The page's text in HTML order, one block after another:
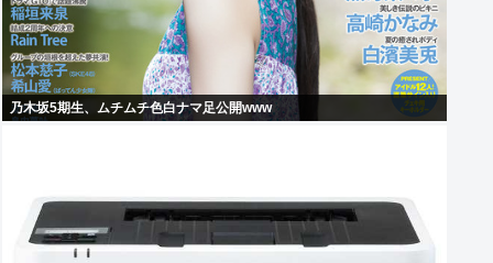
乃木坂5期生、ムチムチ色白ナマ足公開www